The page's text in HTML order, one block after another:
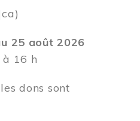
25 août 2026
16 h
dons sont